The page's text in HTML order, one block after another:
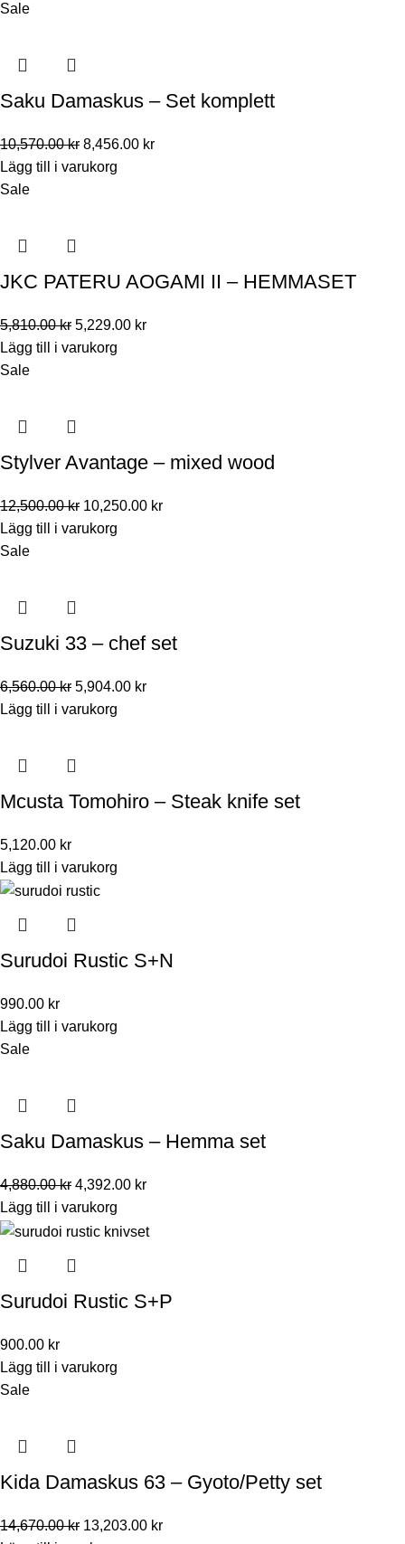
Sale
Saku Damaskus – Set komplett
10,570.00kr 8,456.00 kr
Lägg till i varukorg
Sale
JKC PATERU AOGAMI II – HEMMASET
5,810.00kr 5,229.00 kr
Lägg till i varukorg
Sale
Stylver Avantage – mixed wood
12,500.00kr 10,250.00 kr
Lägg till i varukorg
Sale
Suzuki 33 – chef set
6,560.00kr 5,904.00 kr
Lägg till i varukorg
Mcusta Tomohiro – Steak knife set
5,120.00 kr
Lägg till i varukorg
Surudoi Rustic S+N
990.00 kr
Lägg till i varukorg
Sale
Saku Damaskus – Hemma set
4,880.00kr 4,392.00 kr
Lägg till i varukorg
Surudoi Rustic S+P
900.00 kr
Lägg till i varukorg
Sale
Kida Damaskus 63 – Gyoto/Petty set
14,670.00kr 13,203.00 kr